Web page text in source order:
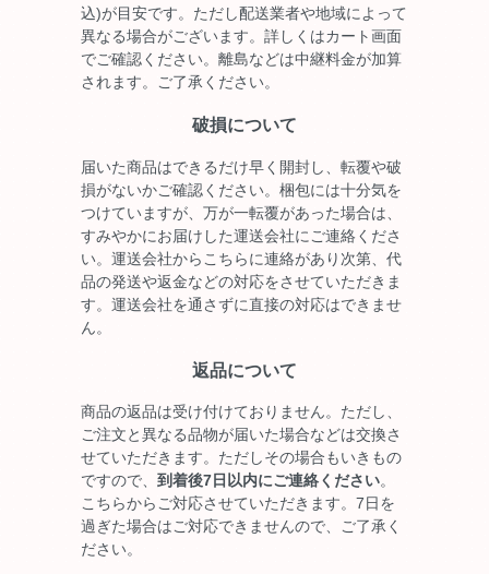
込)が目安です。ただし配送業者や地域によって
異なる場合がございます。詳しくはカート画面
でご確認ください。離島などは中継料金が加算
されます。ご了承ください。
破損について
届いた商品はできるだけ早く開封し、転覆や破
損がないかご確認ください。梱包には十分気を
つけていますが、万が一転覆があった場合は、
すみやかにお届けした運送会社にご連絡くださ
い。運送会社からこちらに連絡があり次第、代
品の発送や返金などの対応をさせていただきま
す。運送会社を通さずに直接の対応はできませ
ん。
返品について
商品の返品は受け付けておりません。ただし、
ご注文と異なる品物が届いた場合などは交換さ
せていただきます。ただしその場合もいきもの
ですので、 到着後7日以内にご連絡ください。
こちらからご対応させていただきます。7日を
過ぎた場合はご対応できませんので、ご了承く
ださい。